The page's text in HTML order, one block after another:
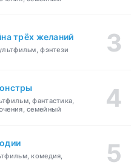
трёх желаний
фэнтези
фантастика,
семейный
комедия,